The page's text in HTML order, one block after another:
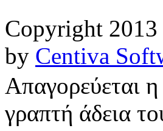
Copyright
by Centiva
Απαγορεύεται
γραπτή άδεια